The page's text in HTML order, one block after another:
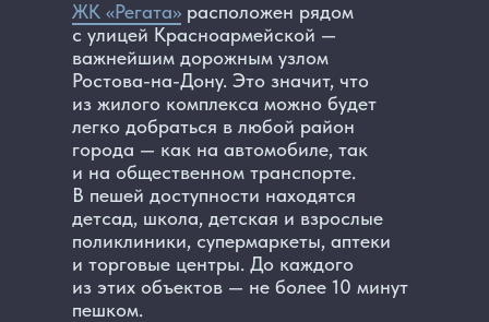
ЖК «Регата» расположен рядом
с улицей Красноармейской —
важнейшим дорожным узлом
Ростова-на-Дону. Это значит, что
из жилого комплекса можно будет
легко добраться в любой район
города — как на автомобиле, так
и на общественном транспорте.
В пешей доступности находятся
детсад, школа, детская и взрослые
поликлиники, супермаркеты, аптеки
и торговые центры. До каждого
из этих объектов — не более 10 минут
пешком.